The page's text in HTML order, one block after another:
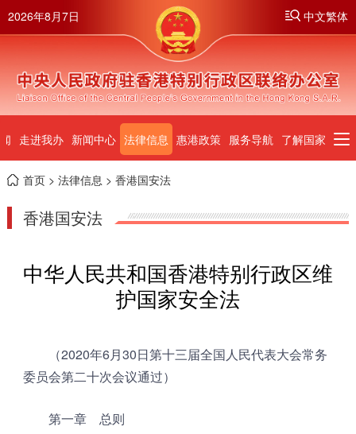
2026年8月7日 中文繁体
走进我办 新闻中心 法律信息 惠港政策 服务导航 了解国家
首页> 法律信息 > 香港国安法
香港国安法
中华人民共和国香港特别行政区维
护国家安全法
（2020年6月30日第十三届全国人民代表大会常务
委员会第二十次会议通过）
第一章 总则